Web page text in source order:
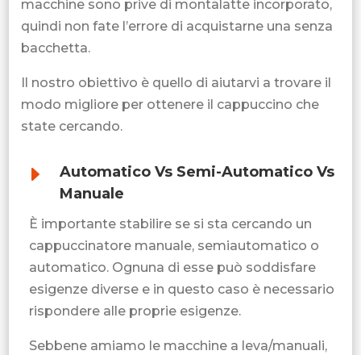
macchine sono prive di montalatte incorporato,
quindi non fate l’errore di acquistarne una senza
bacchetta.
Il nostro obiettivo è quello di aiutarvi a trovare il
modo migliore per ottenere il cappuccino che
state cercando.
E
Automatico Vs Semi-Automatico Vs
Manuale
È importante stabilire se si sta cercando un
cappuccinatore manuale, semiautomatico o
automatico. Ognuna di esse può soddisfare
esigenze diverse e in questo caso è necessario
rispondere alle proprie esigenze.
Sebbene amiamo le macchine a leva/manuali,